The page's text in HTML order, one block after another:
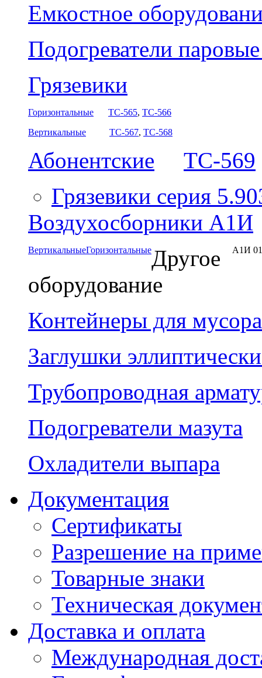
Емкостное
Подогреватели
Грязевики
Горизонтальные ТС-565, ТС-566
Вертикальные
ТС-567, ТС-568
Абонентские
ТС-569
Грязевики серия
Воздухосборники А1И
ВертикальныеГоризонтальные А1И
Другое
оборудование
Контейнеры для мусора
Заглушки
Трубопроводная
Подогреватели мазута
Охладители выпара
Документация
Сертификаты
Разрешение на
Товарные знаки
Техническая
Доставка и оплата
Международная